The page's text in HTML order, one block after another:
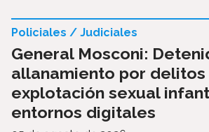
General Mosconi:
allanamiento por delitos
explotación sexual
entornos digitales
Policiales / Judiciales